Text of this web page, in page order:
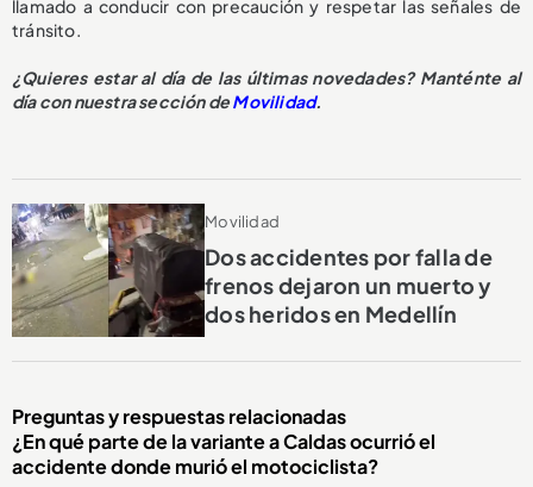
llamado a conducir con precaución y respetar las señales de
tránsito.
¿Quieres estar al día de las últimas novedades? Manténte al
día con nuestra sección deMovilidad.
Movilidad
Dos accidentes por falla de
frenos dejaron un muerto y
dos heridos en Medellín
Preguntas y respuestas relacionadas
¿En qué parte de la variante a Caldas ocurrió el
accidente donde murió el motociclista?